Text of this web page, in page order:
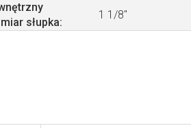
słupka:
1 1/8"